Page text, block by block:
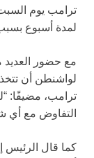
ترامب يوم
لمدة أسبوع
مع حضور العديد
لواشنطن أن
ترامب، مضيفًا:
التفاوض مع
كما قال الرئيس